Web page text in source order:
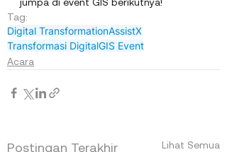
Tag:
Digital TransformationAssistX
Transformasi DigitalGIS Event
Acara
Postingan Terakhir Lihat Semua